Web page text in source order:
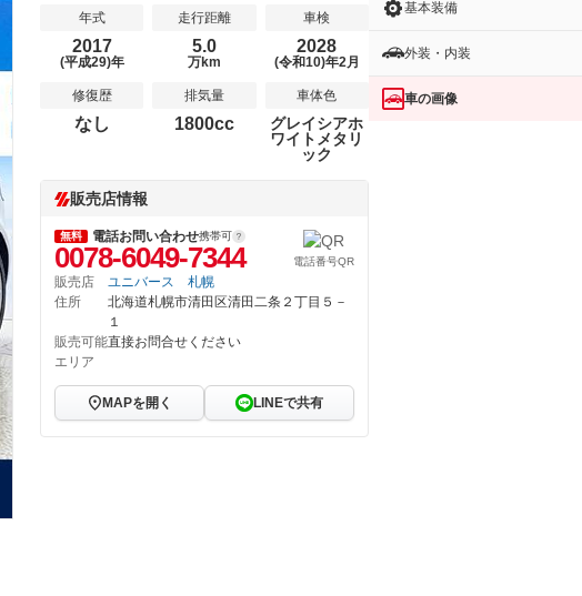
年式
2017
(平成29)年
走行距離
5.0
万km
車検
2028
(令和10)年2月
修復歴
なし
排気量
1800cc
車体色
グレイシアホ
ワイトメタリ
ック
販売店情報
無料 電話お問い合わせ携帯可
0078-6049-7344 電話番号QR
販売店
ユニバース 札幌
住所
北海道札幌市清田区清田二条２丁目５－
１
販売可能
エリア
直接お問合せください
MAPを開く LINEで共有
基本装備
外装・内装
車の画像